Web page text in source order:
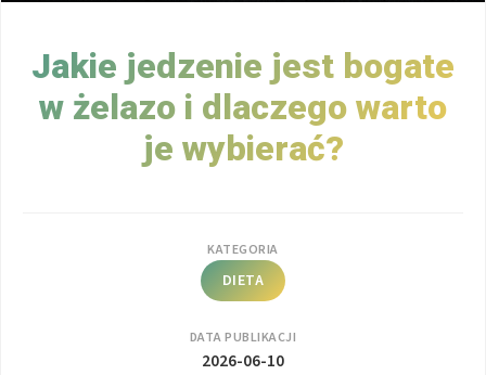
Jakie jedzenie jest bogate
w żelazo i dlaczego warto
je wybierać?
KATEGORIA
DIETA
DATA PUBLIKACJI
2026-06-10